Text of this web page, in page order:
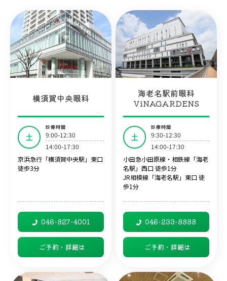
横須賀中央眼科
土
診療時間
9:00-12:30
14:00-17:30
京浜急行「横須賀中央駅」東口
徒歩3分
046-827-4001
ご予約・詳細は
海老名駅前眼科
ViNAGARDENS
土
診療時間
9:30-12:30
14:00-17:30
小田急小田原線・相鉄線「海老
名駅」西口 徒歩1分
JR相模線「海老名駅」東口 徒
歩1分
046-233-8888
ご予約・詳細は